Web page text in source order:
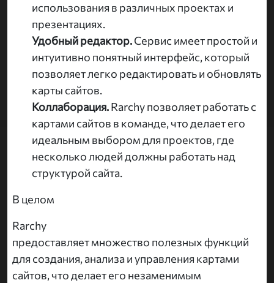
использования в различных проектах и
презентациях.
Удобный редактор.Сервис имеет простой и
интуитивно понятный интерфейс, который
позволяет легко редактировать и обновлять
карты сайтов.
Коллаборация.Rarchy позволяет работать с
картами сайтов в команде, что делает его
идеальным выбором для проектов, где
несколько людей должны работать над
структурой сайта.
В целом
Rarchy
предоставляет множество полезных функций
для создания, анализа и управления картами
сайтов, что делает его незаменимым